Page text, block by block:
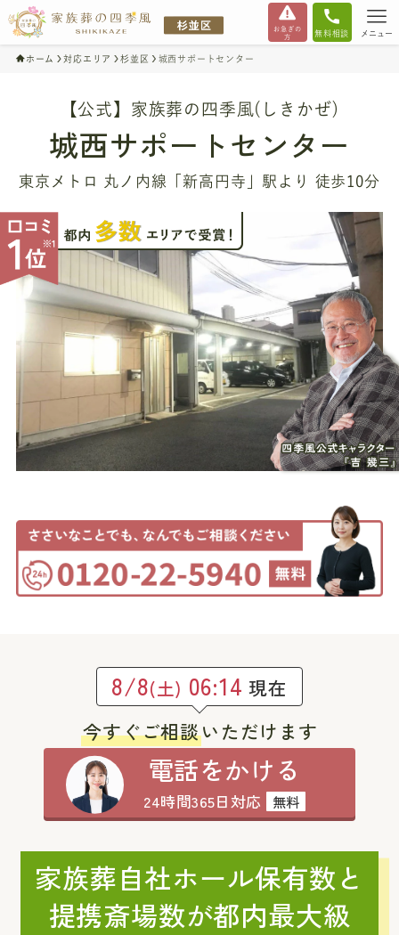
お急ぎの
方
無料相談 メニュー
ホーム 対応エリア 杉並区 城西サポートセンター
【公式】家族葬の四季風(しきかぜ)
城西サポートセンター
東京メトロ 丸ノ内線「新高円寺」駅より 徒歩10分
8/8(土) 06:14 現在
今すぐご相談いただけます
電話をかける
24時間365日対応 無料
家族葬自社ホール保有数と
提携斎場数が都内最大級